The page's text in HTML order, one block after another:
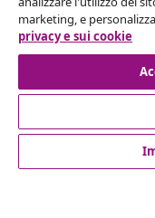
Scopri di più
marketing, e
privacy e sui cookie